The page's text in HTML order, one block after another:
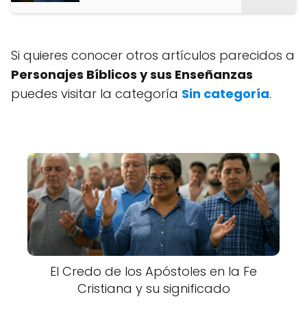
Si quieres conocer otros artículos parecidos a
Personajes Bíblicos y sus Enseñanzas
puedes visitar la categoría Sin categoría.
El Credo de los Apóstoles en la Fe
Cristiana y su significado